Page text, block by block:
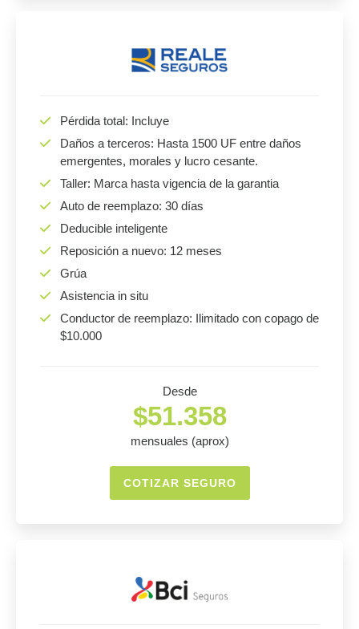
Pérdida total: Incluye
Daños a terceros: Hasta 1500 UF entre daños
emergentes, morales y lucro cesante.
Taller: Marca hasta vigencia de la garantia
Auto de reemplazo: 30 días
Deducible inteligente
Reposición a nuevo: 12 meses
Grúa
Asistencia in situ
Conductor de reemplazo: Ilimitado con copago de
$10.000
Desde
$51.358
mensuales (aprox)
COTIZAR SEGURO